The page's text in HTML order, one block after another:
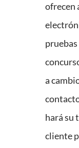
ofrecen
a
hará su
cliente